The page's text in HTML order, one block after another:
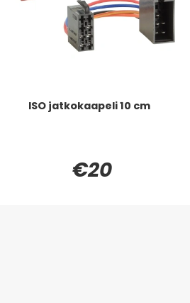
ISO jatkokaapeli 10 cm
€20